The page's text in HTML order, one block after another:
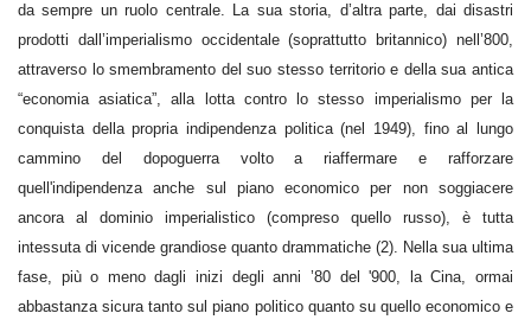
da sempre un ruolo centrale. La sua storia, d’altra parte, dai disastri
prodotti dall’imperialismo occidentale (soprattutto britannico) nell’800,
attraverso lo smembramento del suo stesso territorio e della sua antica
“economia asiatica”, alla lotta contro lo stesso imperialismo per la
conquista della propria indipendenza politica (nel 1949), fino al lungo
cammino del dopoguerra volto a riaffermare e rafforzare
quell'indipendenza anche sul piano economico per non soggiacere
ancora al dominio imperialistico (compreso quello russo), è tutta
intessuta di vicende grandiose quanto drammatiche (2). Nella sua ultima
fase, più o meno dagli inizi degli anni ’80 del '900, la Cina, ormai
abbastanza sicura tanto sul piano politico quanto su quello economico e